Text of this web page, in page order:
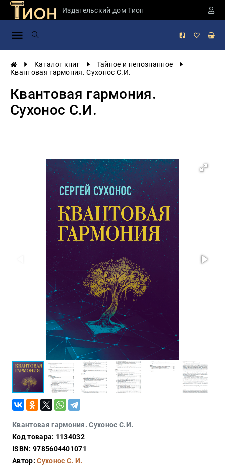
Издательский дом Тион
Каталог книг
Тайное и непознанное
Квантовая гармония. Сухонос С.И.
Квантовая гармония.
Сухонос С.И.
Квантовая гармония. Сухонос С.И.
Код товара: 1134032
ISBN: 9785604401071
Автор:Сухонос С. И.
Занимательная
России
история
Экономика
Учебная
литература
будущего
Публицистика
Тайное и
непознанное
Философия
Военная
история
Конспирология
Политика
Религия
Туризм
Разное
гастрономия,
кулинария